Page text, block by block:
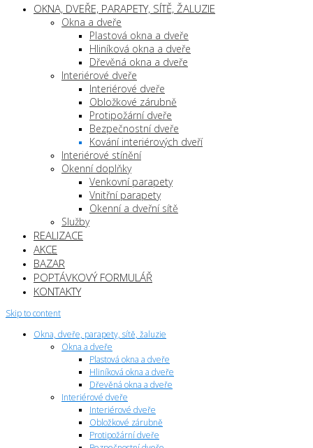
OKNA, DVEŘE, PARAPETY, SÍTĚ, ŽALUZIE
Okna a dveře
Plastová okna a dveře
Hliníková okna a dveře
Dřevěná okna a dveře
Interiérové dveře
Interiérové dveře
Obložkové zárubně
Protipožární dveře
Bezpečnostní dveře
Kování interiérových dveří
Interiérové stínění
Okenní doplňky
Venkovní parapety
Vnitřní parapety
Okenní a dveřní sítě
Služby
REALIZACE
AKCE
BAZAR
POPTÁVKOVÝ FORMULÁŘ
KONTAKTY
Skip to content
Okna, dveře, parapety, sítě, žaluzie
Okna a dveře
Plastová okna a dveře
Hliníková okna a dveře
Dřevěná okna a dveře
Interiérové dveře
Interiérové dveře
Obložkové zárubně
Protipožární dveře